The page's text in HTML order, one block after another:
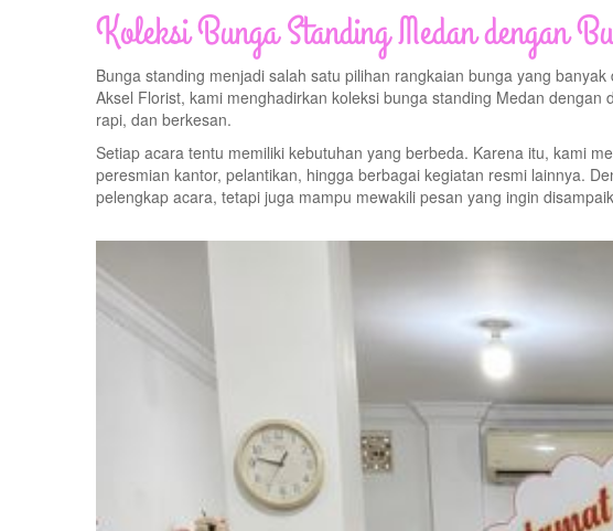
Koleksi Bunga Standing Medan dengan
Bunga standing menjadi salah satu pilihan rangkaian bunga yang
Aksel Florist, kami menghadirkan koleksi bunga standing Medan
rapi, dan berkesan.
Setiap acara tentu memiliki kebutuhan yang berbeda. Karena itu, kami
peresmian kantor, pelantikan, hingga berbagai kegiatan resmi lainnya.
pelengkap acara, tetapi juga mampu mewakili pesan yang ingin